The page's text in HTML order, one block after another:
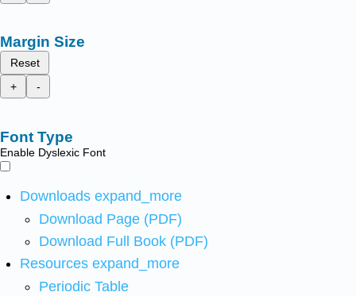
Margin Size
Reset
+
-
Font Type
Enable Dyslexic Font
Downloads expand_more
Download Page (PDF)
Download Full Book (PDF)
Resources expand_more
Periodic Table